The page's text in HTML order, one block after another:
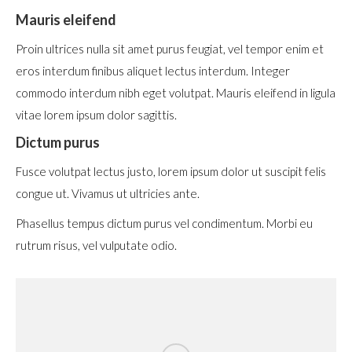
Mauris eleifend
Proin ultrices nulla sit amet purus feugiat, vel tempor enim et
eros interdum finibus aliquet lectus interdum. Integer
commodo interdum nibh eget volutpat. Mauris eleifend in ligula
vitae lorem ipsum dolor sagittis.
Dictum purus
Fusce volutpat lectus justo, lorem ipsum dolor ut suscipit felis
congue ut. Vivamus ut ultricies ante.
Phasellus tempus dictum purus vel condimentum. Morbi eu
rutrum risus, vel vulputate odio.